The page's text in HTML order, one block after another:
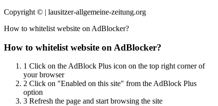
Copyright © | lausitzer-allgemeine-zeitung.org
How to whitelist website on AdBlocker?
How to whitelist website on AdBlocker?
1 Click on the AdBlock Plus icon on the top right corner of
your browser
2 Click on "Enabled on this site" from the AdBlock Plus
option
3 Refresh the page and start browsing the site